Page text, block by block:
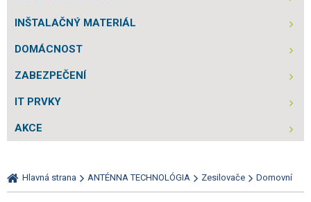
INŠTALAČNÝ MATERIÁL
DOMÁCNOST
ZABEZPEČENÍ
IT PRVKY
AKCE
Hlavná strana ANTÉNNA TECHNOLÓGIA Zesilovače Domovní